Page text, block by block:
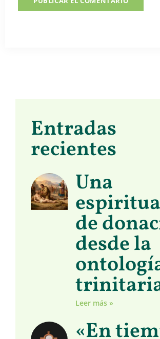
Entradas
recientes
Una
de
desde la
Leer más »
«En